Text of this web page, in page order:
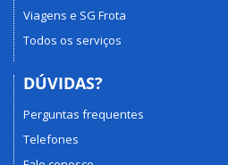
Viagens e SG Frota
Todos os serviços
DÚVIDAS?
Perguntas frequentes
Telefones